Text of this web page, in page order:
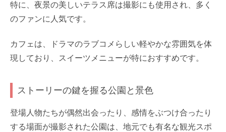
特に、夜景の美しいテラス席は撮影にも使用され、多く
のファンに人気です。
カフェは、ドラマのラブコメらしい軽やかな雰囲気を体
現しており、スイーツメニューが特におすすめです。
ストーリーの鍵を握る公園と景色
登場人物たちが偶然出会ったり、感情をぶつけ合ったり
する場面が撮影された公園は、地元でも有名な観光スポ